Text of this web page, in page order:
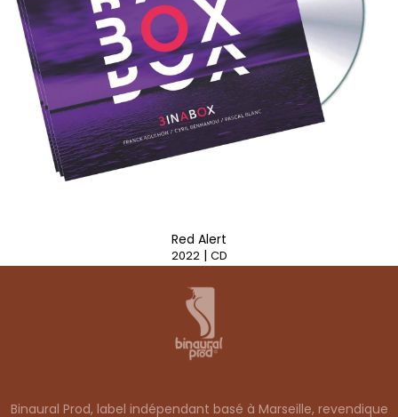
Red Alert
2022| CD
Binaural Prod, label indépendant basé à Marseille, revendique